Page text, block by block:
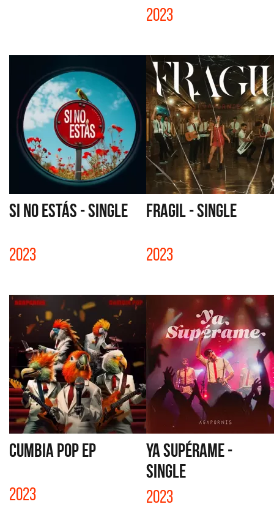
2023
SI NO ESTÁS - SINGLE
2023
FRAGIL - SINGLE
2023
CUMBIA POP EP
2023
YA SUPÉRAME -
SINGLE
2023